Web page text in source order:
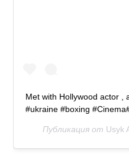
Met with Hollywood actor ,
#ukraine #boxing
Публикация от Usyk